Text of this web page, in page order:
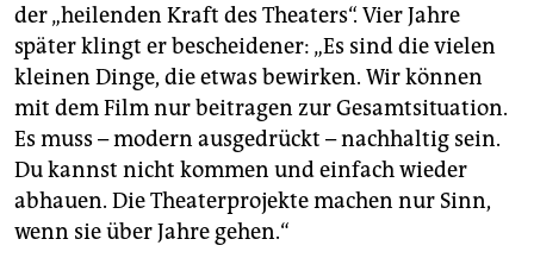
der „heilenden Kraft des Theaters“. Vier Jahre
später klingt er bescheidener: „Es sind die vielen
kleinen Dinge, die etwas bewirken. Wir können
mit dem Film nur beitragen zur Gesamtsituation.
Es muss – modern ausgedrückt – nachhaltig sein.
Du kannst nicht kommen und einfach wieder
abhauen. Die Theaterprojekte machen nur Sinn,
wenn sie über Jahre gehen.“